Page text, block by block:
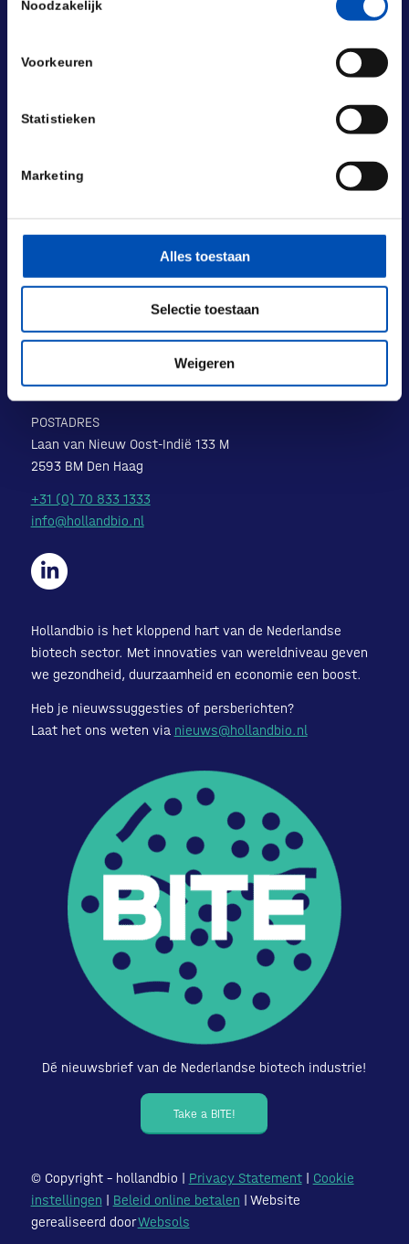
Noodzakelijk
Voorkeuren
Statistieken
Marketing
Alles toestaan
Selectie toestaan
Weigeren
BEZOEKADRES
Laan van Nieuw Oost-Indië 131-133
2593 BM Den Haag
POSTADRES
Laan van Nieuw Oost-Indië 133 M
2593 BM Den Haag
+31 (0) 70 833 1333
info@hollandbio.nl
Hollandbio is het kloppend hart van de Nederlandse
biotech sector. Met innovaties van wereldniveau geven
we gezondheid, duurzaamheid en economie een boost.
Heb je nieuwssuggesties of persberichten?
Laat het ons weten via nieuws@hollandbio.nl
Dé nieuwsbrief van de Nederlandse biotech industrie!
Take a BITE!
© Copyright – hollandbio | Privacy Statement| Cookie
instellingen | Beleid online betalen | Website
gerealiseerd doorWebsols